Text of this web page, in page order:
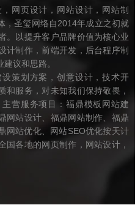
页设计，网站设计，网站制
，圣玺网络自2014年成立之初就
。以提升客户品牌价值为核心业
计制作，前端开发，后台程序制
议和思路。
策划方案，创意设计，技术开
和服务，对未知我们保持敬畏，
营服务项目：福鼎模板网站建
网站设计、福鼎网站制作、福鼎
网站优化、网站SEO优化按天计
国各地的网页制作，网站设计，